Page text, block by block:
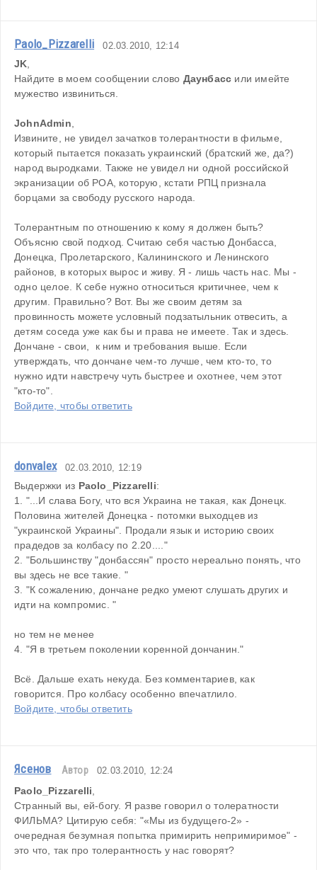
Paolo_Pizzarelli 02.03.2010, 12:14
JK,
Найдите в моем сообщении слово Даунбасс или имейте
мужество извиниться.
JohnAdmin,
Извините, не увидел зачатков толерантности в фильме,
который пытается показать украинский (братский же, да?)
народ выродками. Также не увидел ни одной российской
экранизации об РОА, которую, кстати РПЦ признала
борцами за свободу русского народа.
Толерантным по отношению к кому я должен быть?
Объясню свой подход. Считаю себя частью Донбасса,
Донецка, Пролетарского, Калининского и Ленинского
районов, в которых вырос и живу. Я - лишь часть нас. Мы -
одно целое. К себе нужно относиться критичнее, чем к
другим. Правильно? Вот. Вы же своим детям за
провинность можете условный подзатыльник отвесить, а
детям соседа уже как бы и права не имеете. Так и здесь.
Дончане - свои,  к ним и требования выше. Если
утверждать, что дончане чем-то лучше, чем кто-то, то
нужно идти навстречу чуть быстрее и охотнее, чем этот
"кто-то".
Войдите, чтобы ответить
donvalex 02.03.2010, 12:19
Выдержки из Paolo_Pizzarelli:
1. "...И слава Богу, что вся Украина не такая, как Донецк.
Половина жителей Донецка - потомки выходцев из
"украинской Украины". Продали язык и историю своих
прадедов за колбасу по 2.20...."
2. "Большинству "донбассян" просто нереально понять, что
вы здесь не все такие. "
3. "К сожалению, дончане редко умеют слушать других и
идти на компромис. "
но тем не менее
4. "Я в третьем поколении коренной дончанин."
Всё. Дальше ехать некуда. Без комментариев, как
говорится. Про колбасу особенно впечатлило.
Войдите, чтобы ответить
Ясенов Автор 02.03.2010, 12:24
Paolo_Pizzarelli,
Странный вы, ей-богу. Я разве говорил о толератности
ФИЛЬМА? Цитирую себя: "«Мы из будущего-2» -
очередная безумная попытка примирить непримиримое" -
это что, так про толерантность у нас говорят?